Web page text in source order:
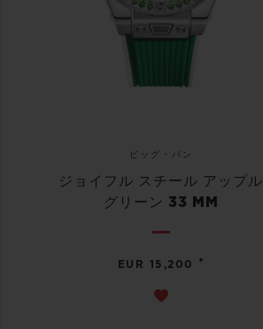
ビッグ・バン
ジョイフル スチール アップル
グリーン 33 MM
EUR 15,200 •